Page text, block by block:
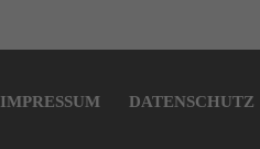
IMPRESSUM DATENSCHUTZ